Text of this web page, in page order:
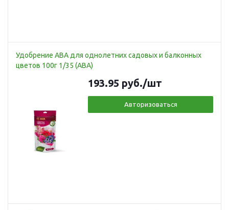
Удобрение АВА для однолетних садовых и балконных
цветов 100г 1/35 (АВА)
193.95 руб./шт
Авторизоваться